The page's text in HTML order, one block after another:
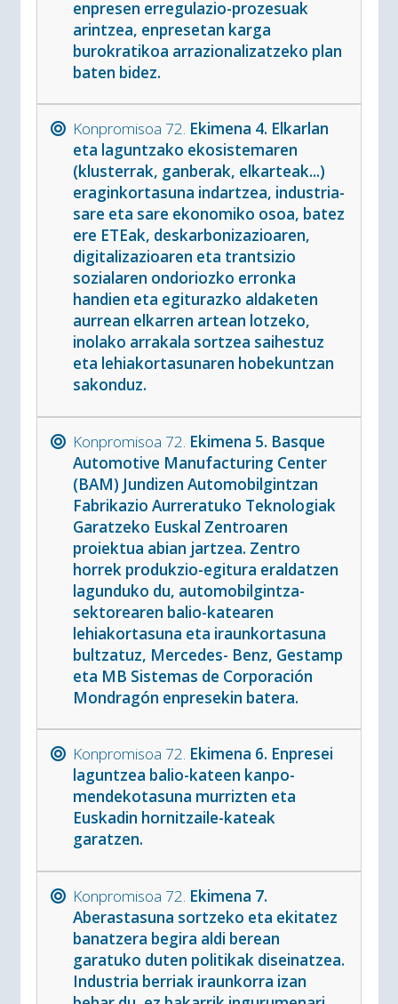
enpresen erregulazio-prozesuak
arintzea, enpresetan karga
burokratikoa arrazionalizatzeko plan
baten bidez.
Konpromisoa 72. Ekimena 4. Elkarlan
eta laguntzako ekosistemaren
(klusterrak, ganberak, elkarteak...)
eraginkortasuna indartzea, industria-
sare eta sare ekonomiko osoa, batez
ere ETEak, deskarbonizazioaren,
digitalizazioaren eta trantsizio
sozialaren ondoriozko erronka
handien eta egiturazko aldaketen
aurrean elkarren artean lotzeko,
inolako arrakala sortzea saihestuz
eta lehiakortasunaren hobekuntzan
sakonduz.
Konpromisoa 72. Ekimena 5. Basque
Automotive Manufacturing Center
(BAM) Jundizen Automobilgintzan
Fabrikazio Aurreratuko Teknologiak
Garatzeko Euskal Zentroaren
proiektua abian jartzea. Zentro
horrek produkzio-egitura eraldatzen
lagunduko du, automobilgintza-
sektorearen balio-katearen
lehiakortasuna eta iraunkortasuna
bultzatuz, Mercedes- Benz, Gestamp
eta MB Sistemas de Corporación
Mondragón enpresekin batera.
Konpromisoa 72. Ekimena 6. Enpresei
laguntzea balio-kateen kanpo-
mendekotasuna murrizten eta
Euskadin hornitzaile-kateak
garatzen.
Konpromisoa 72. Ekimena 7.
Aberastasuna sortzeko eta ekitatez
banatzera begira aldi berean
garatuko duten politikak diseinatzea.
Industria berriak iraunkorra izan